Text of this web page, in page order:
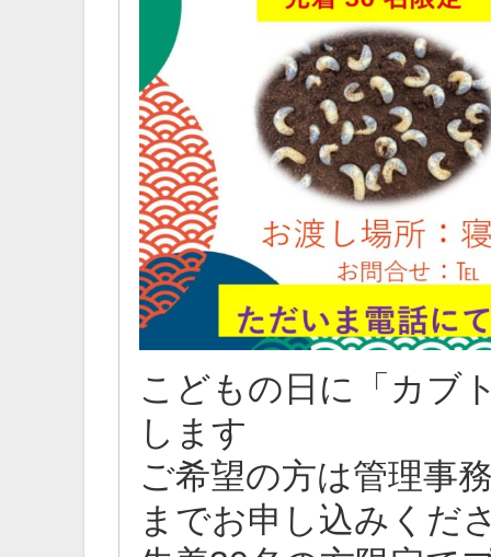
こどもの日に「カブ
します
ご希望の方は管理事
までお申し込みくだ